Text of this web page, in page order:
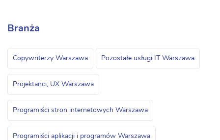
Branża
Copywriterzy Warszawa Pozostałe usługi IT Warszawa
Projektanci, UX Warszawa
Programiści stron internetowych Warszawa
Programiści aplikacji i programów Warszawa